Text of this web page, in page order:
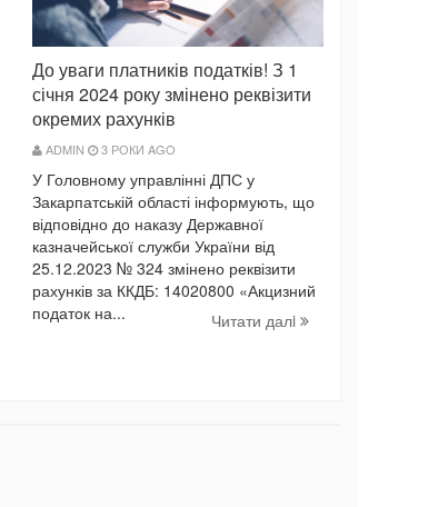
До уваги платників податків! З 1
січня 2024 року змінено реквізити
окремих рахунків
ADMIN 3 РОКИ AGO
У Головному управлінні ДПС у
Закарпатській області інформують, що
відповідно до наказу Державної
казначейської служби України від
25.12.2023 № 324 змінено реквізити
рахунків за ККДБ: 14020800 «Акцизний
податок на...
Читати далi